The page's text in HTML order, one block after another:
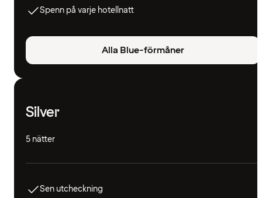
Spenn på varje hotellnatt
Alla Blue-förmåner
Silver
5 nätter
Sen utcheckning